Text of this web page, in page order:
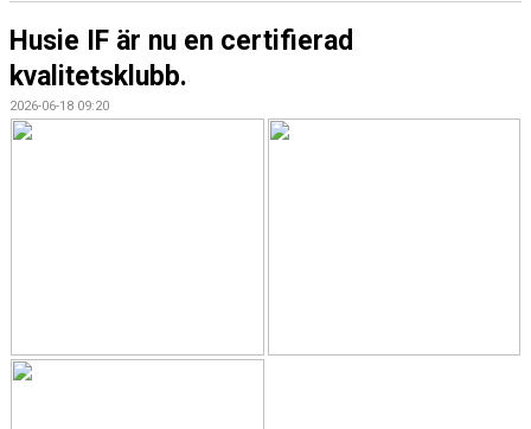
Husie IF är nu en certifierad
kvalitetsklubb.
2026-06-18 09:20